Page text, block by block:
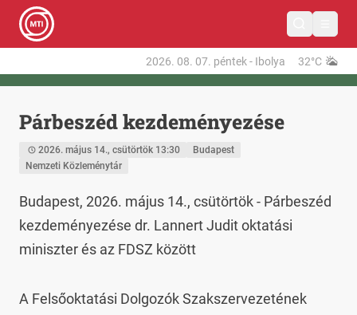
2026. 08. 07. péntek- Ibolya 32°C
Párbeszéd kezdeményezése
2026. május 14., csütörtök 13:30
Budapest
Nemzeti Közleménytár
Budapest, 2026. május 14., csütörtök - Párbeszéd
kezdeményezése dr. Lannert Judit oktatási
miniszter és az FDSZ között
A Felsőoktatási Dolgozók Szakszervezetének